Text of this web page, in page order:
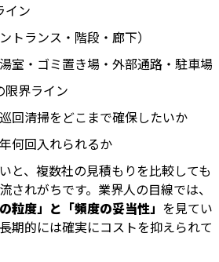
イン
トランス・階段・廊下）
室・ゴミ置き場・外部通路・駐車場
限界ライン
回清掃をどこまで確保したいか
何回入れられるか
と、複数社の見積もりを比較しても
されがちです。業界人の目線では、
粒度」と「頻度の妥当性」 を見てい
期的には確実にコストを抑えられて